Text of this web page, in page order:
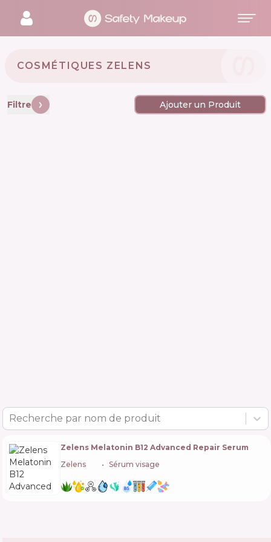
COSMÉTIQUES ZELENS 🇬🇧
Filtre Ajouter un Produit
Recherche par nom de produit
Zelens Melatonin B12 Advanced Repair Serum
Zelens
Sérum visage